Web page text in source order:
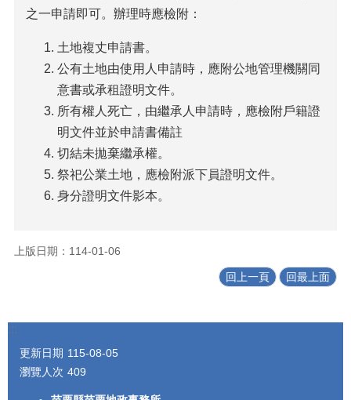
之一申請即可。辦理時應檢附：
土地複丈申請書。
公有土地由使用人申請時，應附公地管理機關同
意書或承租證明文件。
所有權人死亡，由繼承人申請時，應檢附戶籍證
明文件並於申請書備註
切結未拋棄繼承權。
祭祀公業土地，應檢附派下員證明文件。
身分證明文件影本。
上版日期：114-01-06
回上一頁 回最上面
:::
更新日期 115-08-05
瀏覽人次 409